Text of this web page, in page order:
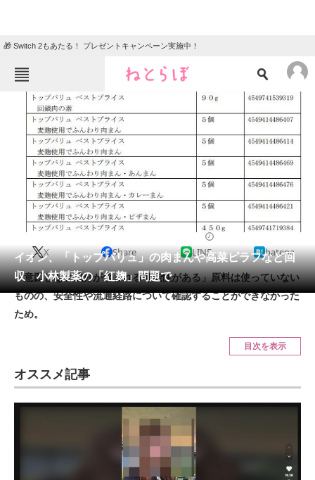
🎁 Switch 2もあたる！ プレゼントキャンペーン実施中！
ねとらぼメニュー
ニュース
エンタメ
住まい 教育・育児
会員記事
メディア
注目記事を集めた総合ページ
スマホと通信の最新トレンド
進化するPCとデバイスの未来
好きが集まる 比べて選べる
ビジネスと働き方のヒント
イオン、「トップバリュ」の肉まんや高菜ピラフなど回
収 小林製薬の「紅麹」問題で
X Share LINE hatena
「意図しない成分が含まれる可能性がある」原料は使っていない
ものの、安全性や流通経路について確認することができなかった
ため。
目次を表示
オススメ記事